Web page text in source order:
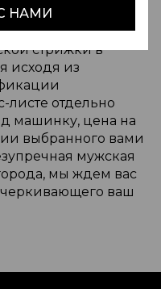
НАМИ
стрижки в
исходя из
листе отдельно
машинку, цена на
выбранного вами
мужская
мы ждем вас
ваш